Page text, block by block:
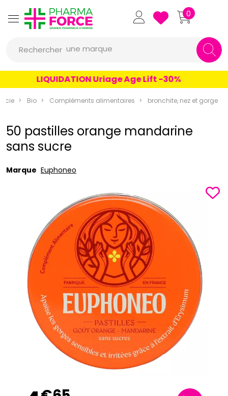
Pharmaforce Grande Pharmacie
0
Rechercher
un produit
une marque
LIQUIDATION Uriage Age Lift -30%
Bio Compléments alimentaires bronchite, nez et gorge
50 pastilles orange mandarine
sans sucre
Marque Euphoneo